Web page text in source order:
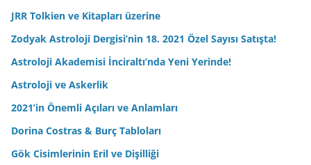
JRR Tolkien ve Kitapları üzerine
Zodyak Astroloji Dergisi’nin 18. 2021 Özel Sayısı Satışta!
Astroloji Akademisi İnciraltı’nda Yeni Yerinde!
Astroloji ve Askerlik
2021’in Önemli Açıları ve Anlamları
Dorina Costras & Burç Tabloları
Gök Cisimlerinin Eril ve Dişilliği